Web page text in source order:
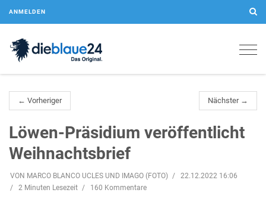
ANMELDEN
← Vorheriger Nächster →
Löwen-Präsidium veröffentlicht
Weihnachtsbrief
VON MARCO BLANCO UCLES UND IMAGO (FOTO)
22.12.2022 16:06
2 Minuten Lesezeit
160 Kommentare